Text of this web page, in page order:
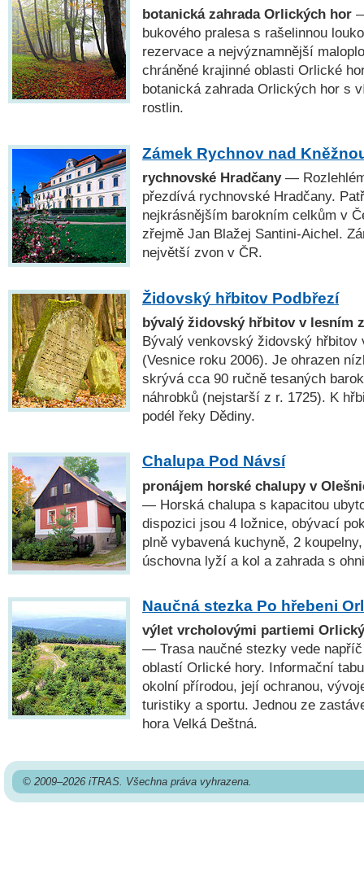
botanická zahrada Orlických hor
bukového pralesa s rašelinnou
rezervace a nejvýznamnější
chráněné krajinné oblasti Orlické
botanická zahrada Orlických hor s
rostlin.
Zámek Rychnov nad
rychnovské Hradčany—
přezdívá rychnovské Hradčany.
nejkrásnějším barokním celkům v
zřejmě Jan Blažej Santini-Aichel.
největší zvon v ČR.
Židovský hřbitov Podbřezí
bývalý židovský hřbitov v lesním
Bývalý venkovský židovský hřbitov
(Vesnice roku 2006). Je ohrazen
skrývá cca 90 ručně tesaných
náhrobků (nejstarší z r. 1725). K
podél řeky Dědiny.
Chalupa Pod Návsí
pronájem horské chalupy v
— Horská chalupa s kapacitou
dispozici jsou 4 ložnice, obývací
plně vybavená kuchyně, 2
úschovna lyží a kol a zahrada s
Naučná stezka Po hřebeni
výlet vrcholovými partiemi
— Trasa naučné stezky vede
oblastí Orlické hory. Informační
okolní přírodou, její ochranou,
turistiky a sportu. Jednou ze
hora Velká Deštná.
© 2009–2026 iTRAS. Všechna práva vyhrazena.